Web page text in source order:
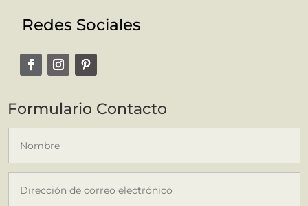
Redes Sociales
Formulario Contacto